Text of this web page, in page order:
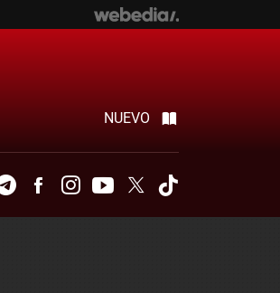
NUEVO
TelegramFacebookInstagramYoutubeTwitter